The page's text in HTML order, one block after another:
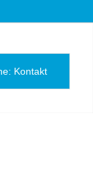
Kontakt